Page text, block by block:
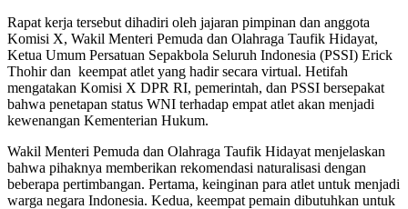
Rapat kerja tersebut dihadiri oleh jajaran pimpinan dan anggota
Komisi X, Wakil Menteri Pemuda dan Olahraga Taufik Hidayat,
Ketua Umum Persatuan Sepakbola Seluruh Indonesia (PSSI) Erick
Thohir dan keempat atlet yang hadir secara virtual. Hetifah
mengatakan Komisi X DPR RI, pemerintah, dan PSSI bersepakat
bahwa penetapan status WNI terhadap empat atlet akan menjadi
kewenangan Kementerian Hukum.
Wakil Menteri Pemuda dan Olahraga Taufik Hidayat menjelaskan
bahwa pihaknya memberikan rekomendasi naturalisasi dengan
beberapa pertimbangan. Pertama, keinginan para atlet untuk menjadi
warga negara Indonesia. Kedua, keempat pemain dibutuhkan untuk